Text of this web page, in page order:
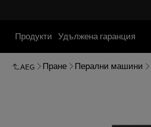
Продукти Удължена гаранция
AEG Пране Перални машини